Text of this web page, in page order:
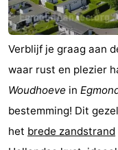
Woudhoeve
Duinpark
Egmond
-
Duynvallei
-
Kustpark
Egmond
-
Molengroet
Verblijf je graag aan
waar rust en plezier
Woudhoeve in
bestemming! Dit
het brede zandstrand